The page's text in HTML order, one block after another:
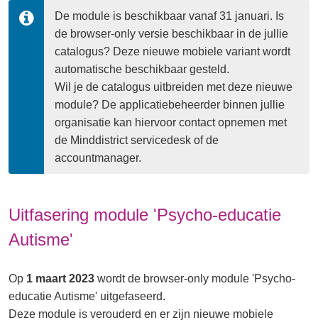
De module is beschikbaar vanaf 31 januari. Is
de browser-only versie beschikbaar in de jullie
catalogus? Deze nieuwe mobiele variant wordt
automatische beschikbaar gesteld.
Wil je de catalogus uitbreiden met deze nieuwe
module? De applicatiebeheerder binnen jullie
organisatie kan hiervoor contact opnemen met
de Minddistrict servicedesk of de
accountmanager.
Uitfasering module 'Psycho-educatie
Autisme'
Op 1 maart 2023 wordt de browser-only module 'Psycho-
educatie Autisme' uitgefaseerd.
Deze module is verouderd en er zijn nieuwe mobiele